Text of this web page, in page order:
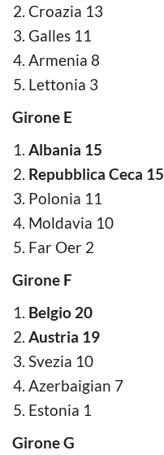
Croazia 13
Galles 11
Armenia 8
Lettonia 3
Girone E
Albania 15
Repubblica Ceca 15
Polonia 11
Moldavia 10
Far Oer 2
Girone F
Belgio 20
Austria 19
Svezia 10
Azerbaigian 7
Estonia 1
Girone G